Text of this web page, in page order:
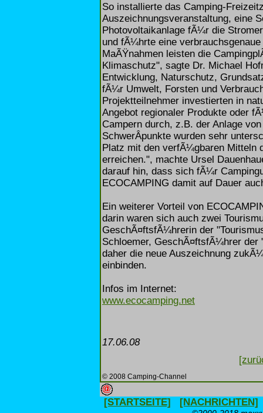
So installierte das Camping-
Auszeichnungsveranstaltung, eine
Photovoltaikanlage fÃ¼r die
und fÃ¼hrte eine
MaÃŸnahmen leisten die
Klimaschutz", sagte Dr. Michael
Entwicklung, Naturschutz,
fÃ¼r Umwelt, Forsten und
Projektteilnehmer investierten in
Angebot regionaler Produkte oder
Campern durch, z.B. der Anlage
SchwerÂ­punkte wurden sehr
Platz mit den verfÃ¼gbaren Mitteln
erreichen.", machte Ursel
darauf hin, dass sich fÃ¼r
ECOCAMPING damit auf Dauer
Ein weiterer Vorteil von
darin waren sich auch zwei
GeschÃ¤ftsfÃ¼hrerin der
Schloemer, GeschÃ¤ftsfÃ¼hrer der
daher die neue Auszeichnung
einbinden.
Infos im Internet:
www.ecocamping.net
17.06.08
© 2008 Camping-Channel
[STARTSEITE] [NACHRICHTEN]